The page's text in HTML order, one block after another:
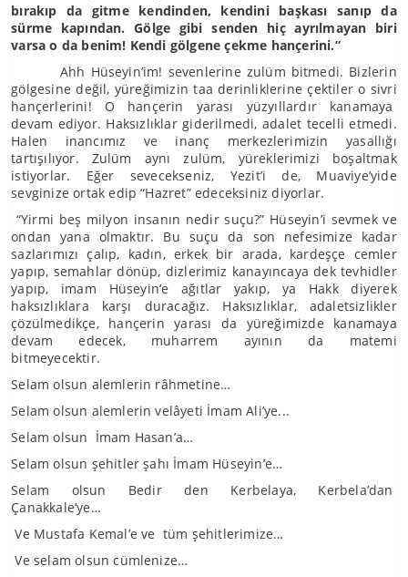
bırakıp da gitme kendinden, kendini başkası sanıp da
sürme kapından. Gölge gibi senden hiç ayrılmayan biri
varsa o da benim! Kendi gölgene çekme hançerini.”
Ahh Hüseyin’im! sevenlerine zulüm bitmedi. Bizlerin
gölgesine değil, yüreğimizin taa derinliklerine çektiler o sivri
hançerlerini! O hançerin yarası yüzyıllardır kanamaya
devam ediyor. Haksızlıklar giderilmedi, adalet tecelli etmedi.
Halen inancımız ve inanç merkezlerimizin yasallığı
tartışılıyor. Zulüm aynı zulüm, yüreklerimizi boşaltmak
istiyorlar. Eğer sevecekseniz, Yezit’i de, Muaviye’yide
sevginize ortak edip “Hazret” edeceksiniz diyorlar.
“Yirmi beş milyon insanın nedir suçu?” Hüseyin’i sevmek ve
ondan yana olmaktır. Bu suçu da son nefesimize kadar
sazlarımızı çalıp, kadın, erkek bir arada, kardeşçe cemler
yapıp, semahlar dönüp, dizlerimiz kanayıncaya dek tevhidler
yapıp, imam Hüseyin’e ağıtlar yakıp, ya Hakk diyerek
haksızlıklara karşı duracağız. Haksızlıklar, adaletsizlikler
çözülmedikçe, hançerin yarası da yüreğimizde kanamaya
devam edecek, muharrem ayının da matemi
bitmeyecektir.
Selam olsun alemlerin râhmetine…
Selam olsun alemlerin velâyeti İmam Ali’ye...
Selam olsun İmam Hasan’a…
Selam olsun şehitler şahı İmam Hüseyin’e…
Selam olsun Bedir den Kerbelaya, Kerbela’dan
Çanakkale’ye…
Ve Mustafa Kemal’e ve tüm şehitlerimize…
Ve selam olsun cümlenize…